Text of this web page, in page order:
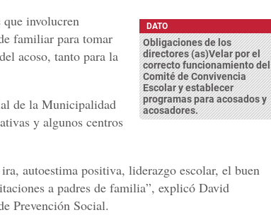
DATO
Obligaciones de los
directores (as)Velar por el
correcto funcionamiento del
Comité de Convivencia
Escolar y establecer
programas para acosados y
acosadores.
que involucren
familiar para tomar
acoso, tanto para la
de la Municipalidad
y algunos centros
autoestima positiva, liderazgo escolar, el buen
a padres de familia”, explicó David
Prevención Social.